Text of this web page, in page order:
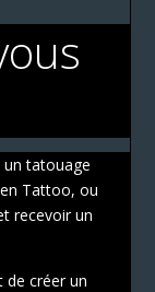
tatouage
Tattoo, ou
recevoir un
de créer un